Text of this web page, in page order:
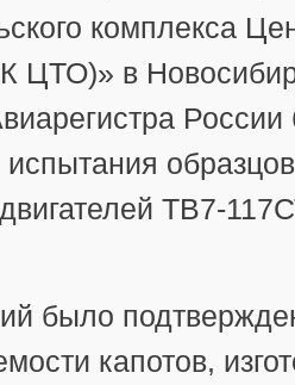
комплекса
ЦТО)» в
ТВ7-
было
капотов,